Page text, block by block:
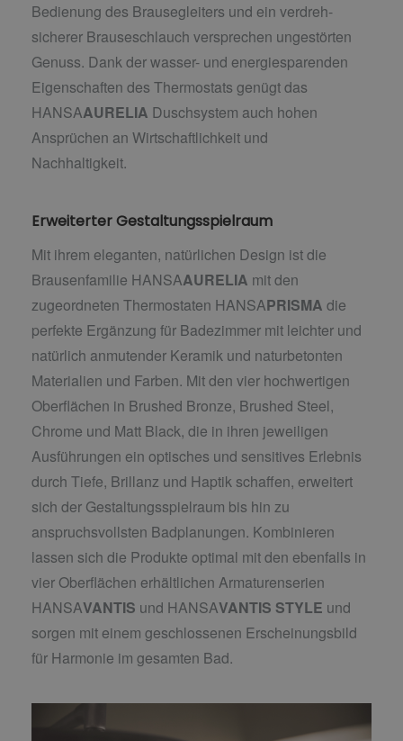
Bedienung des Brausegleiters und ein verdreh-
sicherer Brauseschlauch versprechen ungestörten
Genuss. Dank der wasser- und energiesparenden
Eigenschaften des Thermostats genügt das
HANSAAURELIA Duschsystem auch hohen
Ansprüchen an Wirtschaftlichkeit und
Nachhaltigkeit.
Erweiterter Gestaltungsspielraum
Mit ihrem eleganten, natürlichen Design ist die
Brausenfamilie HANSAAURELIA mit den
zugeordneten Thermostaten HANSAPRISMA die
perfekte Ergänzung für Badezimmer mit leichter und
natürlich anmutender Keramik und naturbetonten
Materialien und Farben. Mit den vier hochwertigen
Oberflächen in Brushed Bronze, Brushed Steel,
Chrome und Matt Black, die in ihren jeweiligen
Ausführungen ein optisches und sensitives Erlebnis
durch Tiefe, Brillanz und Haptik schaffen, erweitert
sich der Gestaltungsspielraum bis hin zu
anspruchsvollsten Badplanungen. Kombinieren
lassen sich die Produkte optimal mit den ebenfalls in
vier Oberflächen erhältlichen Armaturenserien
HANSAVANTIS und HANSAVANTIS STYLE und
sorgen mit einem geschlossenen Erscheinungsbild
für Harmonie im gesamten Bad.